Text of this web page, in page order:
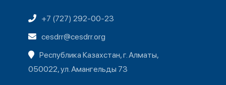
+7 (727) 292-00-23
cesdrr@cesdrr.org
Республика Казахстан, г. Алматы,
050022, ул. Амангельды 73